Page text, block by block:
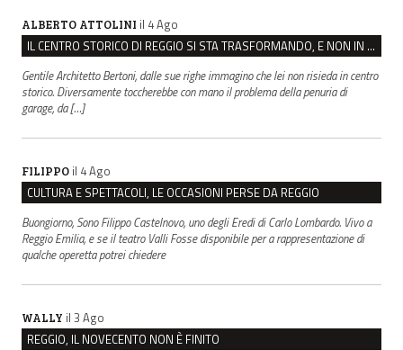
ALBERTO ATTOLINI il 4 Ago
IL CENTRO STORICO DI REGGIO SI STA TRASFORMANDO, E NON IN MEGLIO
Gentile Architetto Bertoni, dalle sue righe immagino che lei non risieda in centro
storico. Diversamente toccherebbe con mano il problema della penuria di
garage, da […]
FILIPPO il 4 Ago
CULTURA E SPETTACOLI, LE OCCASIONI PERSE DA REGGIO
Buongiorno, Sono Filippo Castelnovo, uno degli Eredi di Carlo Lombardo. Vivo a
Reggio Emilia, e se il teatro Valli Fosse disponibile per a rappresentazione di
qualche operetta potrei chiedere
WALLY il 3 Ago
REGGIO, IL NOVECENTO NON È FINITO